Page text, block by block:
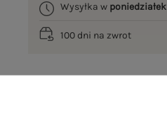
Wysyłka w poniedziałek
100 dni na zwrot